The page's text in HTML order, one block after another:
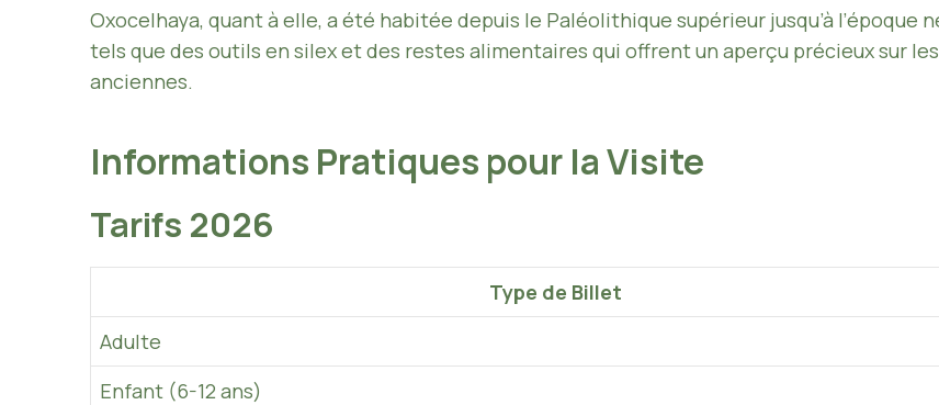
Oxocelhaya, quant à elle, a été habitée depuis le Paléolithique supérieur jusqu’à
tels que des outils en silex et des restes alimentaires qui offrent un aperçu précieux sur
anciennes.
Informations Pratiques pour la Visite
Tarifs 2026
Type de Billet
Adulte
Enfant (6-12 ans)